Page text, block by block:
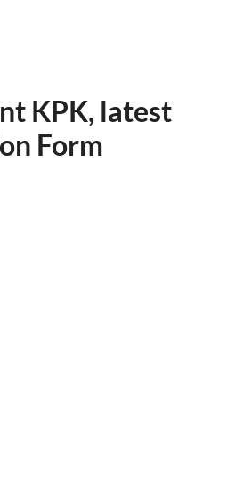
KPK, latest
Form